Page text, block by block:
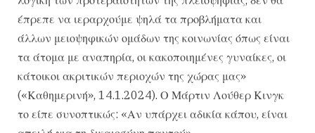
έπρεπε να ιεραρχούμε ψηλά τα προβλήματα και
άλλων μειοψηφικών ομάδων της κοινωνίας όπως είναι
τα άτομα με αναπηρία, οι κακοποιημένες γυναίκες, οι
κάτοικοι ακριτικών περιοχών της χώρας μας»
(«Καθημερινή», 14.1.2024). Ο Μάρτιν Λούθερ Κινγκ
το είπε συνοπτικώς: «Αν υπάρχει αδικία κάπου, είναι